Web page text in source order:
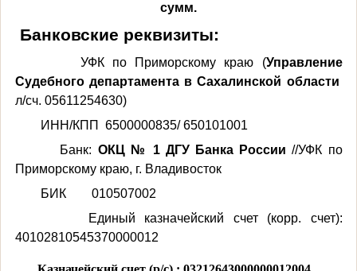
сумм.
Банковские реквизиты:
УФК по Приморскому краю (Управление
Судебного департамента в Сахалинской области
л/сч. 05611254630)
ИНН/КПП 6500000835/ 650101001
Банк: ОКЦ № 1 ДГУ Банка России //УФК по
Приморскому краю, г. Владивосток
БИК 010507002
Единый казначейский счет (корр. счет):
40102810545370000012